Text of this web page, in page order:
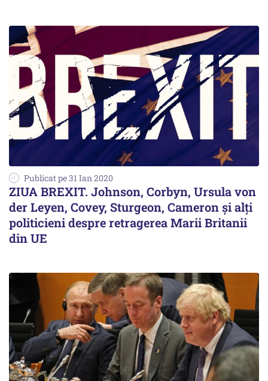
Publicat pe 31 Ian 2020
ZIUA BREXIT. Johnson, Corbyn, Ursula von
der Leyen, Covey, Sturgeon, Cameron și alți
politicieni despre retragerea Marii Britanii
din UE